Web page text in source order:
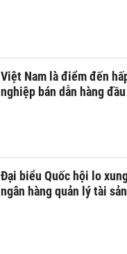
Việt Nam là điểm đến
nghiệp bán dẫn hàng
Đại biểu Quốc hội lo
ngân hàng quản lý tài